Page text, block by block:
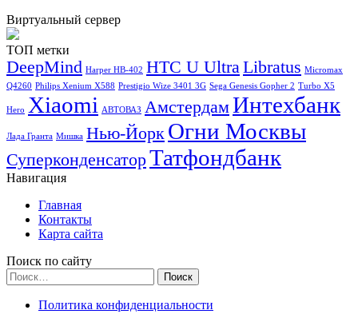
Виртуальный сервер
ТОП метки
DeepMind Harper HB-402 HTC U UltraLibratus Micromax
Q4260 Philips Xenium X588 Prestigio Wize 3401 3G Sega Genesis Gopher 2 Turbo X5
Hero Xiaomi АВТОВАЗ АмстердамИнтехбанк
Лада Гранта Мишка Нью-Йорк Огни Москвы
СуперконденсаторТатфондбанк
Навигация
Главная
Контакты
Карта сайта
Поиск по сайту
Найти:
Политика конфиденциальности